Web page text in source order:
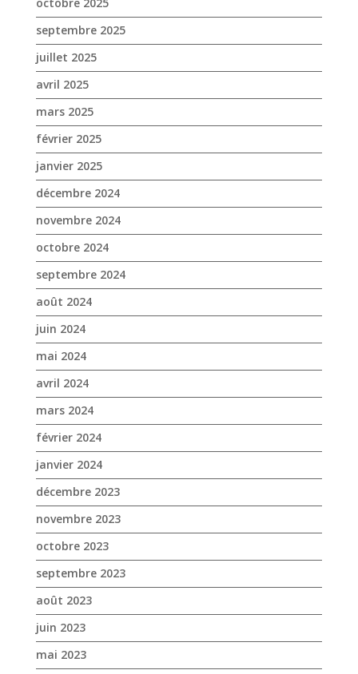
février 2025
janvier 2025
décembre 2024
novembre 2024
octobre 2024
septembre 2024
août 2024
juin 2024
mai 2024
avril 2024
mars 2024
février 2024
janvier 2024
décembre 2023
novembre 2023
octobre 2023
septembre 2023
août 2023
juin 2023
mai 2023
avril 2023
mars 2023
janvier 2023
décembre 2022
novembre 2022